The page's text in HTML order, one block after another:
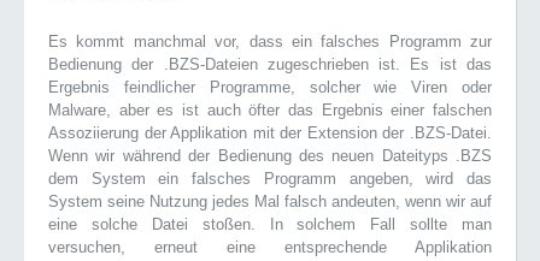
Es kommt manchmal vor, dass ein falsches Programm zur
Bedienung der .BZS-Dateien zugeschrieben ist. Es ist das
Ergebnis feindlicher Programme, solcher wie Viren oder
Malware, aber es ist auch öfter das Ergebnis einer falschen
Assoziierung der Applikation mit der Extension der .BZS-Datei.
Wenn wir während der Bedienung des neuen Dateityps .BZS
dem System ein falsches Programm angeben, wird das
System seine Nutzung jedes Mal falsch andeuten, wenn wir auf
eine solche Datei stoßen. In solchem Fall sollte man
versuchen, erneut eine entsprechende Applikation